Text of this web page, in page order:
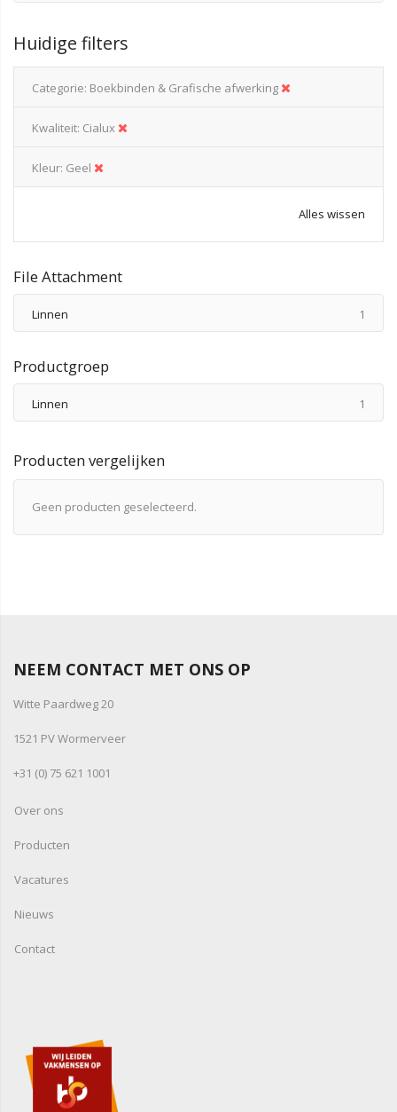
Huidige filters
Categorie Boekbinden & Grafische afwerking
Kwaliteit Cialux
Kleur Geel
Alles wissen
File Attachment
Linnen 1
Productgroep
Linnen 1
Producten vergelijken
Geen producten geselecteerd.
NEEM CONTACT MET ONS OP
Witte Paardweg 20
1521 PV Wormerveer
+31 (0) 75 621 1001
Over ons
Producten
Vacatures
Nieuws
Contact